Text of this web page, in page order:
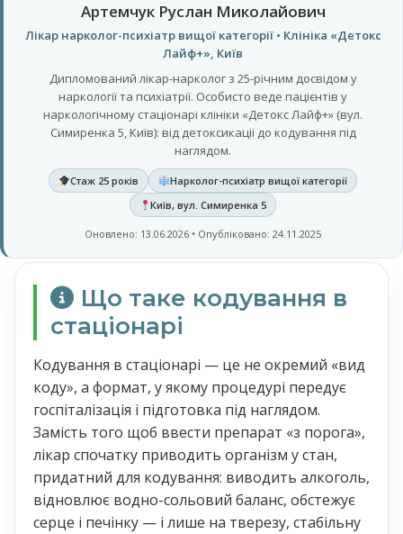
Артемчук Руслан Миколайович
Лікар нарколог-психіатр вищої категорії • Клініка «Детокс
Лайф+», Київ
Дипломований лікар-нарколог з 25-річним досвідом у
наркології та психіатрії. Особисто веде пацієнтів у
наркологічному стаціонарі клініки «Детокс Лайф+» (вул.
Симиренка 5, Київ): від детоксикації до кодування під
наглядом.
Стаж 25 років
Нарколог-психіатр вищої категорії
Київ, вул. Симиренка 5
Оновлено: 13.06.2026 • Опубліковано: 24.11.2025
Що таке кодування в
стаціонарі
Кодування в стаціонарі — це не окремий «вид
коду», а формат, у якому процедурі передує
госпіталізація і підготовка під наглядом.
Замість того щоб ввести препарат «з порога»,
лікар спочатку приводить організм у стан,
придатний для кодування: виводить алкоголь,
відновлює водно-сольовий баланс, обстежує
серце і печінку — і лише на тверезу, стабільну